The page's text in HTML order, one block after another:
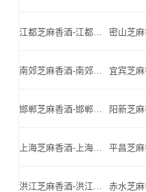
江都芝麻香酒-江都名酒-江都小北门_江都芝麻香酒厂家
南郊芝麻香酒-南郊名酒-南郊小北门_南郊芝麻香酒厂家
邯郸芝麻香酒-邯郸名酒-邯郸小北门_邯郸芝麻香酒厂家
上海芝麻香酒-上海名酒-上海小北门_上海芝麻香酒厂家
洪江芝麻香酒-洪江名酒-洪江小北门_洪江芝麻香酒厂家